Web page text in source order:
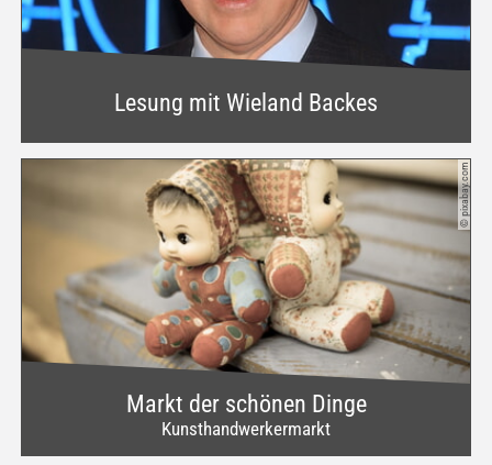
Lesung mit Wieland Backes
Markt der schönen Dinge
Kunsthandwerkermarkt
© pixabay.com